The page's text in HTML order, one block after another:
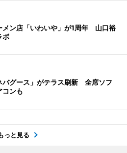
メン店「いわいや」が1周年 山口裕
ボ
バグース」がテラス刷新 全席ソフ
コンも
っと見る